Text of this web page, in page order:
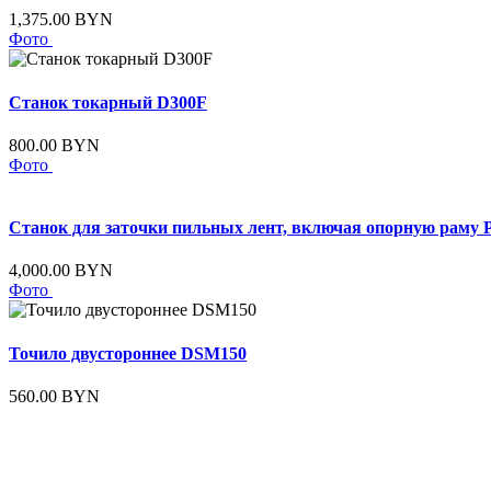
1,375.00 BYN
Фото
Станок токарный D300F
800.00 BYN
Фото
Станок для заточки пильных лент, включая опорную раму
4,000.00 BYN
Фото
Точило двустороннее DSM150
560.00 BYN